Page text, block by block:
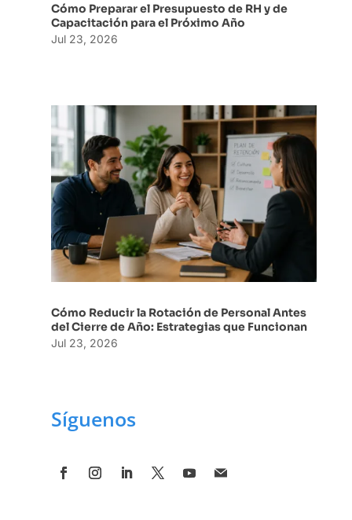
Cómo Preparar el Presupuesto de RH y de
Capacitación para el Próximo Año
Jul 23, 2026
Cómo Reducir la Rotación de Personal Antes
del Cierre de Año: Estrategias que Funcionan
Jul 23, 2026
Síguenos